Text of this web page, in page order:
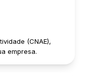
(CNAE),
empresa.